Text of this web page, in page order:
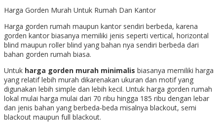
Harga Gorden Murah Untuk Rumah Dan Kantor
Harga gorden rumah maupun kantor sendiri berbeda, karena
gorden kantor biasanya memiliki jenis seperti vertical, horizontal
blind maupun roller blind yang bahan nya sendiri berbeda dari
bahan gorden rumah biasa.
Untuk harga gorden murah minimalis biasanya memiliki harga
yang relatif lebih murah dikarenakan ukuran dan motif yang
digunakan lebih simple dan lebih kecil. Untuk harga gorden rumah
lokal mulai harga mulai dari 70 ribu hingga 185 ribu dengan lebar
dan jenis bahan yang berbeda-beda misalnya blackout, semi
blackout maupun full blackout.